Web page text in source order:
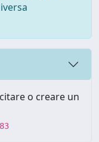
o creare un